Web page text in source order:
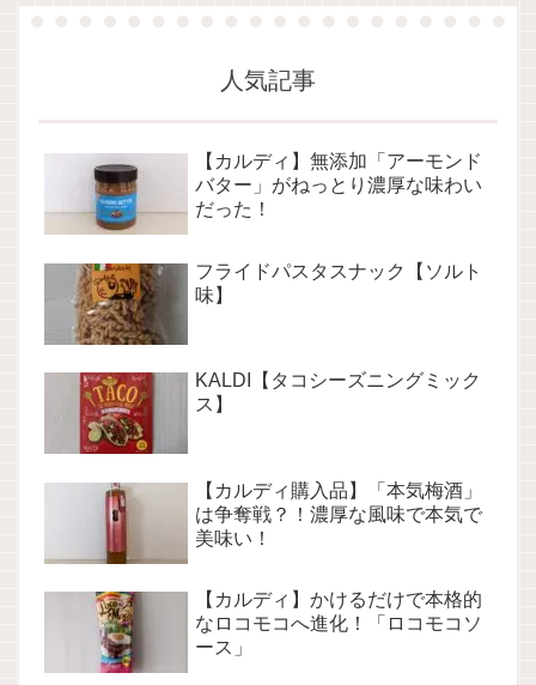
人気記事
【カルディ】無添加「アーモンド
バター」がねっとり濃厚な味わい
だった！
フライドパスタスナック【ソルト
味】
KALDI【タコシーズニングミック
ス】
【カルディ購入品】「本気梅酒」
は争奪戦？！濃厚な風味で本気で
美味い！
【カルディ】かけるだけで本格的
なロコモコへ進化！「ロコモコソ
ース」